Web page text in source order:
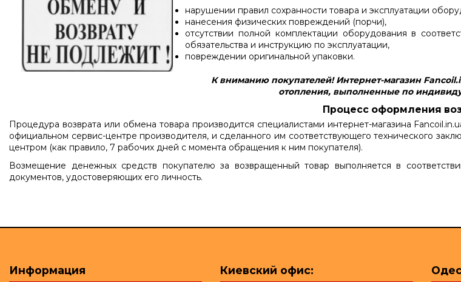
нарушении правил сохранности товара и эксплуатации
нанесения физических повреждений (порчи),
отсутствии полной комплектации оборудования в
обязательства и инструкцию по эксплуатации,
повреждении оригинальной упаковки.
К вниманию покупателей! Интернет-магазин
отопления, выполненные по
Процесс оформления
Процедура возврата или обмена товара производится специалистами интернет-магазина
официальном сервис-центре производителя, и сделанного им соответствующего технического
центром (как правило, 7 рабочих дней с момента обращения к ним покупателя).
Возмещение денежных средств покупателю за возвращенный товар выполняется в
документов, удостоверяющих его личность.
Информация Киевский офис: